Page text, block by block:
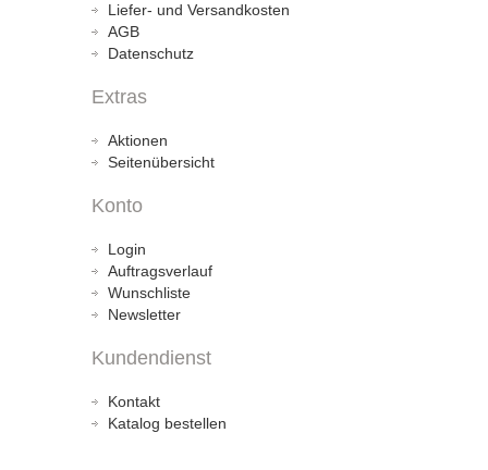
Liefer- und Versandkosten
AGB
Datenschutz
Extras
Aktionen
Seitenübersicht
Konto
Login
Auftragsverlauf
Wunschliste
Newsletter
Kundendienst
Kontakt
Katalog bestellen